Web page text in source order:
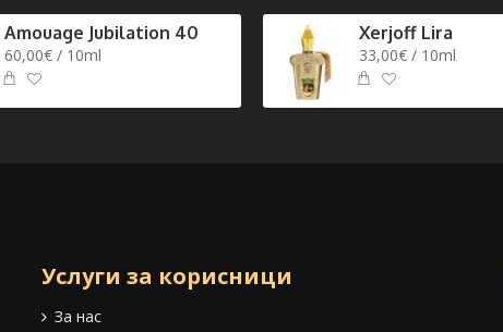
Amouage Jubilation 40
60,00€ / 10ml
Xerjoff Lira
33,00€ / 10ml
Услуги за корисници
За нас